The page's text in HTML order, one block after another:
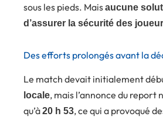
sous les pieds. Maisaucune
d’assurer la sécurité des
Des efforts prolongés avant la
Le match devait initialement
locale, mais l’annonce du report
qu’à20 h 53, ce qui a provoqué